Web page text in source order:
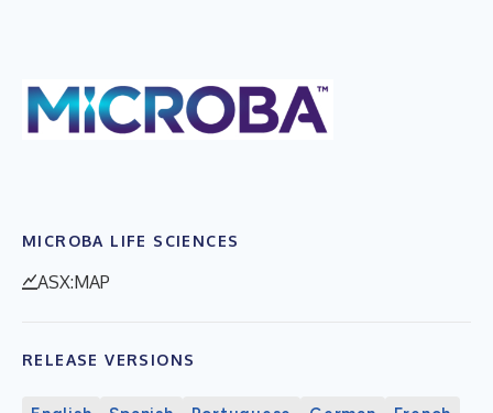
MICROBA LIFE SCIENCES
ASX:MAP
RELEASE VERSIONS